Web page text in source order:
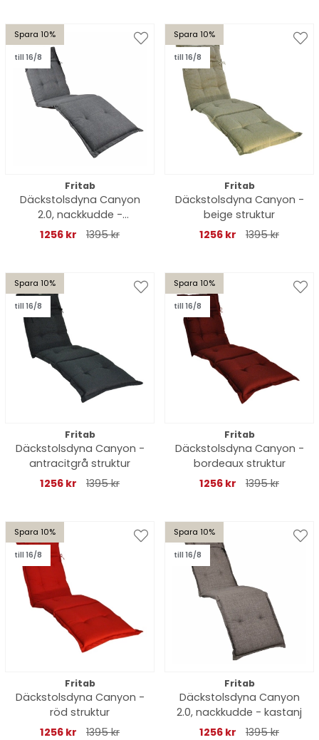
Spara 10%
till 16/8
Fritab
Däckstolsdyna Canyon
2.0, nackkudde -
oxfordgrå
1256 kr 1395 kr
Spara 10%
till 16/8
Fritab
Däckstolsdyna Canyon -
beige struktur
1256 kr
1395 kr
Spara 10%
till 16/8
Fritab
Däckstolsdyna Canyon -
antracitgrå struktur
1256 kr
1395 kr
Spara 10%
till 16/8
Fritab
Däckstolsdyna Canyon -
bordeaux struktur
1256 kr
1395 kr
Spara 10%
till 16/8
Fritab
Däckstolsdyna Canyon -
röd struktur
1256 kr
1395 kr
Spara 10%
till 16/8
Fritab
Däckstolsdyna Canyon
2.0, nackkudde - kastanj
1256 kr
1395 kr